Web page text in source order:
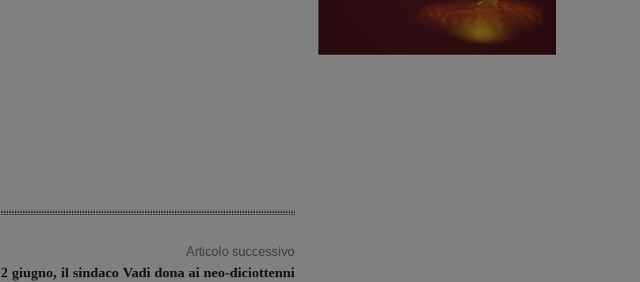
Articolo successivo
2 giugno, il sindaco Vadi dona ai neo-diciottenni